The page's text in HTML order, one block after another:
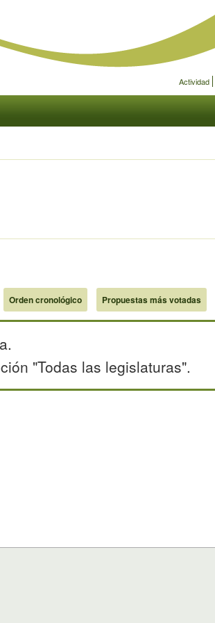
Actividad
Orden cronológico Propuestas más votadas
"Todas las legislaturas".